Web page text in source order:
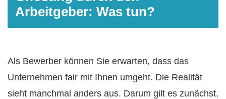
Arbeitgeber: Was tun?
Als Bewerber können Sie erwarten, dass das
Unternehmen fair mit Ihnen umgeht. Die Realität
sieht manchmal anders aus. Darum gilt es zunächst,